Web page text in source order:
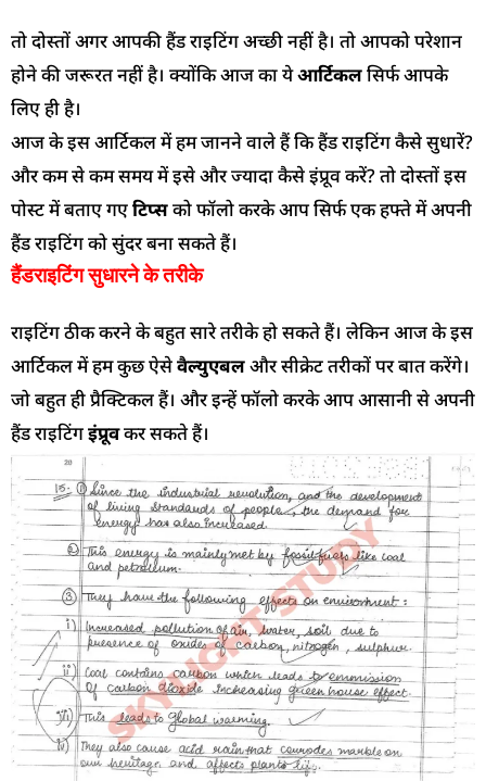
तो दोस्तों अगर आपकी हैंड राइटिंग अच्छी नहीं है। तो आपको परेशान
होने की जरूरत नहीं है। क्योंकि आज का येआर्टिकलसिर्फ आपके
लिए ही है।
आज के इस आर्टिकल में हम जानने वाले हैं कि हैंड राइटिंग कैसे सुधारें?
और कम से कम समय में इसे और ज्यादा कैसे इंप्रूव करें? तो दोस्तों इस
पोस्ट में बताए गएटिप्सको फॉलो करके आप सिर्फ एक हफ्ते में अपनी
हैंड राइटिंग को सुंदर बना सकते हैं।
हैंडराइटिंग सुधारने के तरीके
राइटिंग ठीक करने के बहुत सारे तरीके हो सकते हैं। लेकिन आज के इस
आर्टिकल में हम कुछ ऐसेवैल्युएबलऔर सीक्रेट तरीकों पर बात करेंगे।
जो बहुत ही प्रैक्टिकल हैं। और इन्हें फॉलो करके आप आसानी से अपनी
हैंड राइटिंगइंप्रूवकर सकते हैं।